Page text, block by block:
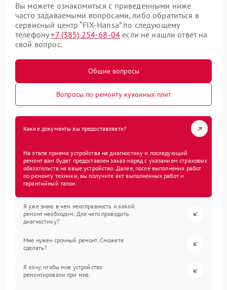
Вы можете ознакомиться с приведенными ниже
часто задаваемыми вопросами, либо обратиться в
сервисный центр “FIX-Hansa” по следующему
телефону+7 (385) 254-68-04 если не нашли ответ на
свой вопрос.
Общие вопросы
Вопросы по ремонту кухонных плит
Какие документы вы предоставляете?
На этапе приема устройства на диагностику и последующий
ремонт вам будет предоставлен заказ-наряд с указанием страховых
обязательств на ваше устройство. Далее, после выполнения работ
по ремонту техники, вы получите акт выполненных работ и
гарантийный талон.
Я уже знаю в чем неисправность и какой
ремонт необходим. Для чего проводить
диагностику?
Мне нужен срочный ремонт. Сможете
сделать?
Я хочу, чтобы мое устройство
ремонтировали при мне.